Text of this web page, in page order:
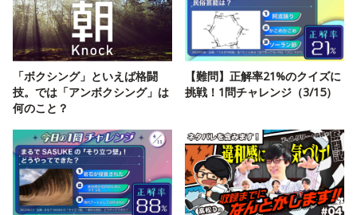
「ボクシング」といえば格闘
技。では「アンボクシング」は
何のこと？
【難問】正解率21%のクイズに
挑戦！1問チャレンジ（3/15）